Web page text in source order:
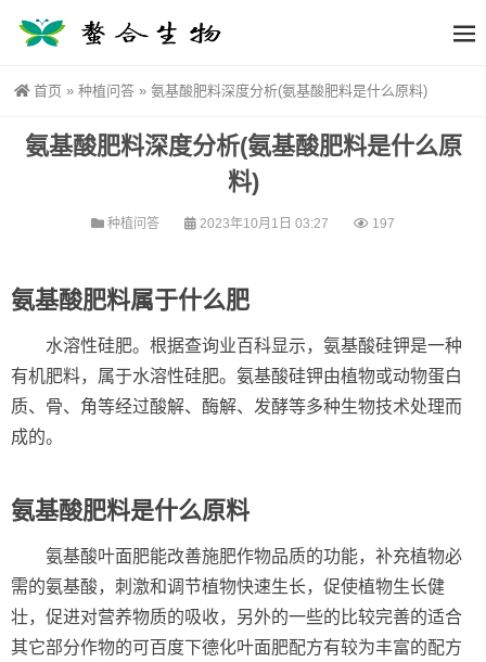
首页 » 种植问答 » 氨基酸肥料深度分析(氨基酸肥料是什么原料)
氨基酸肥料深度分析(氨基酸肥料是什么原
料)
种植问答 2023年10月1日 03:27 197
氨基酸肥料属于什么肥
水溶性硅肥。根据查询业百科显示，氨基酸硅钾是一种
有机肥料，属于水溶性硅肥。氨基酸硅钾由植物或动物蛋白
质、骨、角等经过酸解、酶解、发酵等多种生物技术处理而
成的。
氨基酸肥料是什么原料
氨基酸叶面肥能改善施肥作物品质的功能，补充植物必
需的氨基酸，刺激和调节植物快速生长，促使植物生长健
壮，促进对营养物质的吸收，另外的一些的比较完善的适合
其它部分作物的可百度下德化叶面肥配方有较为丰富的配方